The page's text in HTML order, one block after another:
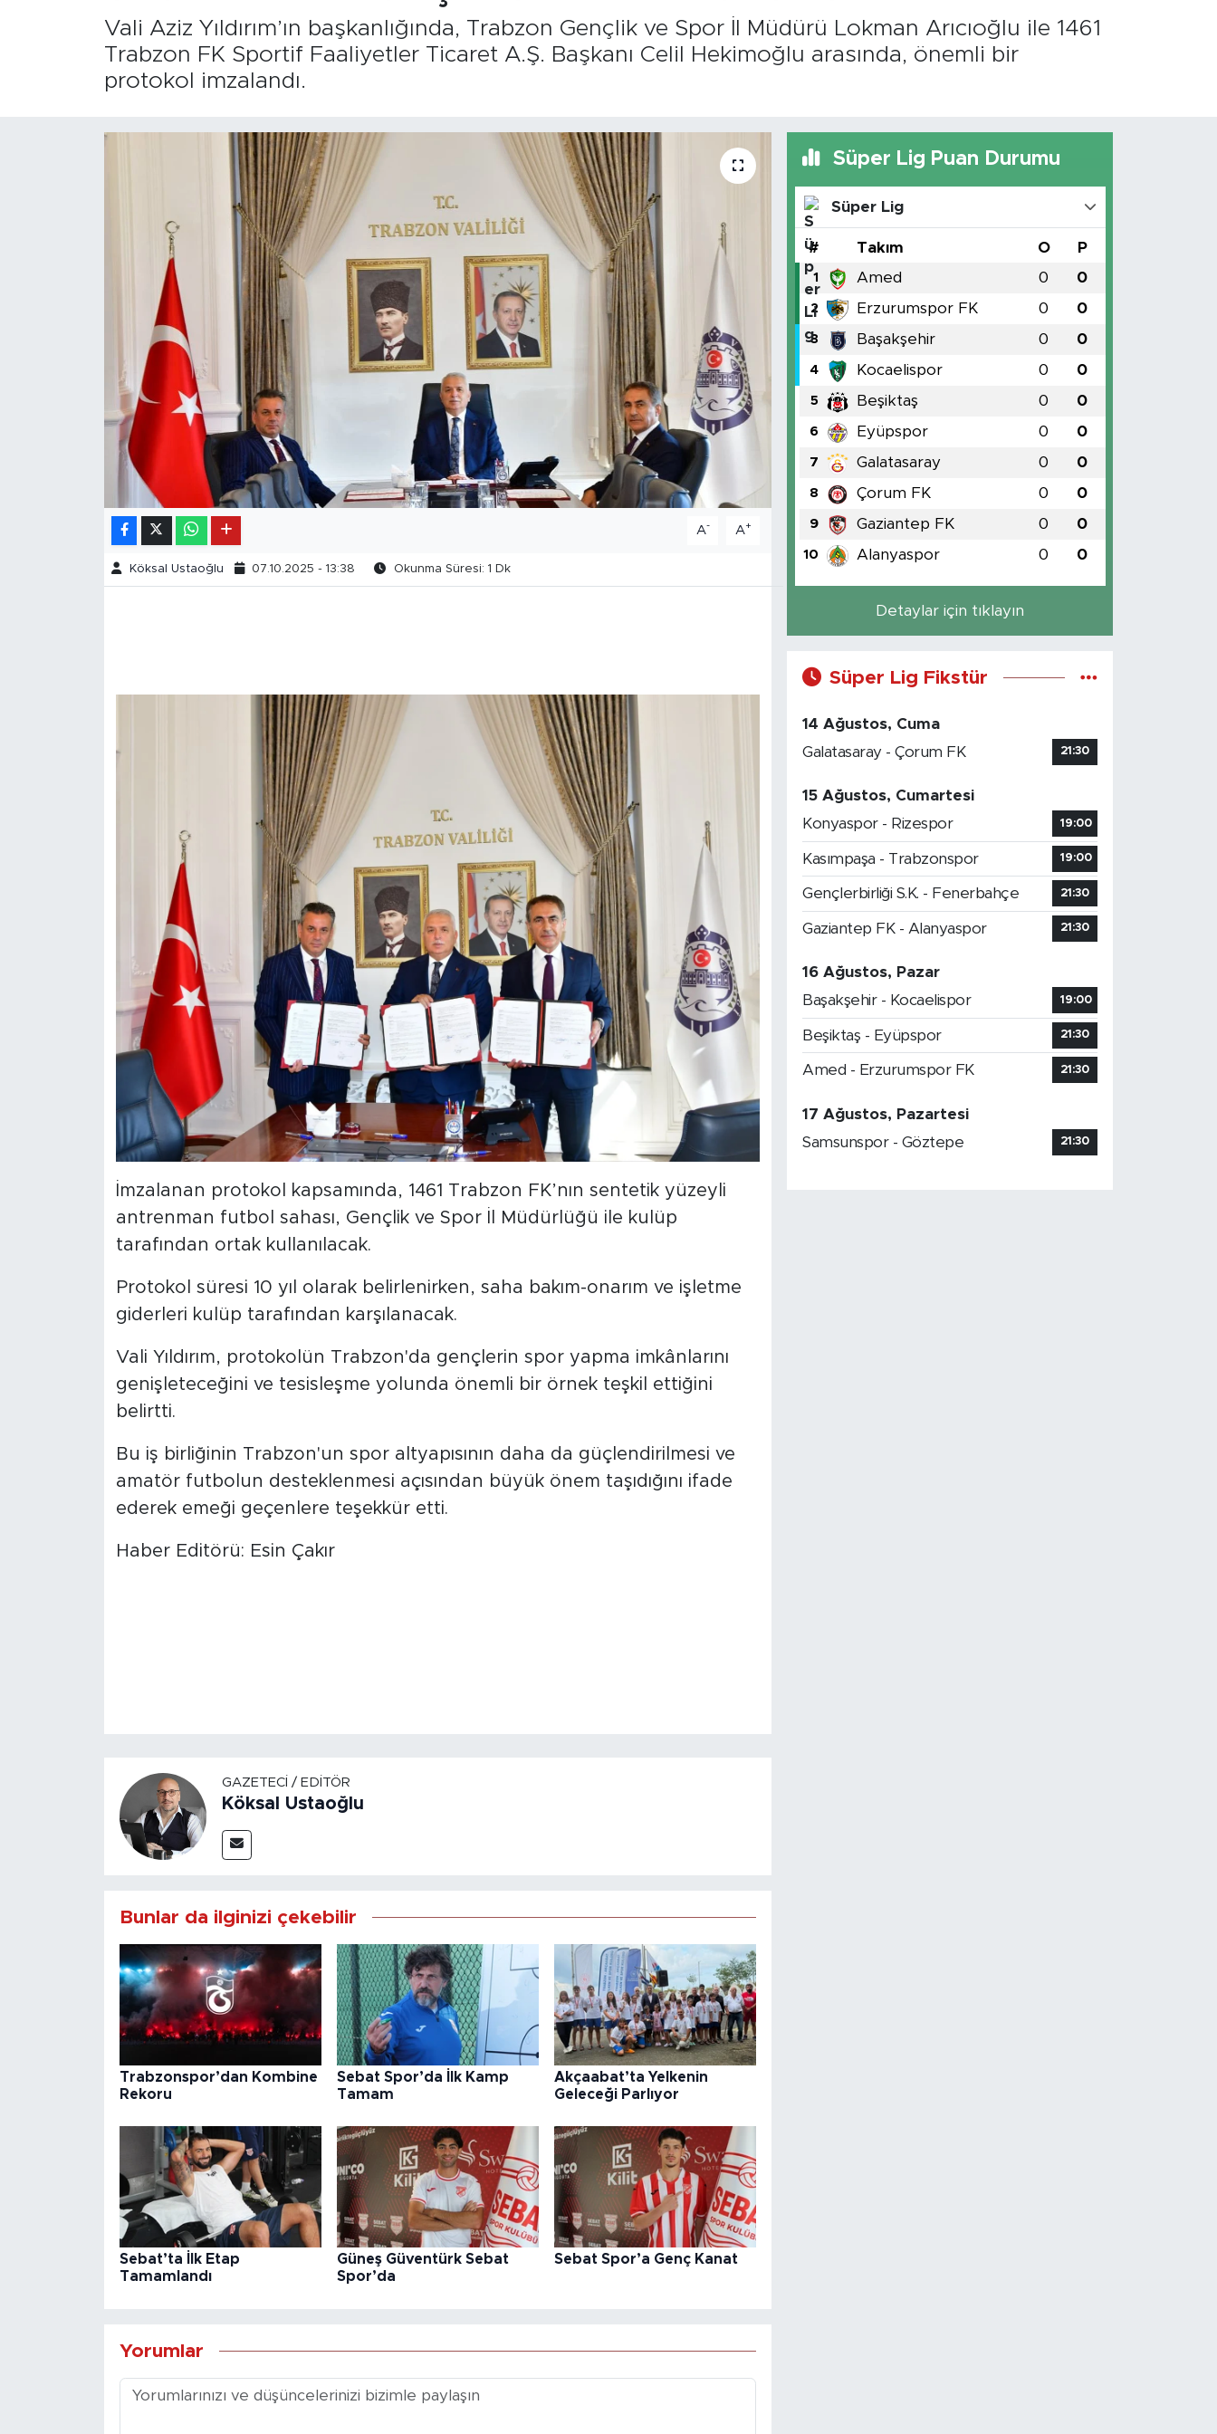
Vali Aziz Yıldırım’ın başkanlığında, Trabzon Gençlik ve Spor İl Müdürü Lokman Arıcıoğlu ile 1461
Trabzon FK Sportif Faaliyetler Ticaret A.Ş. Başkanı Celil Hekimoğlu arasında, önemli bir
protokol imzalandı.
A- A+
Köksal Ustaoğlu 07.10.2025 - 13:38 Okunma Süresi: 1 Dk
İmzalanan protokol kapsamında, 1461 Trabzon FK’nın sentetik yüzeyli
antrenman futbol sahası, Gençlik ve Spor İl Müdürlüğü ile kulüp
tarafından ortak kullanılacak.
Protokol süresi 10 yıl olarak belirlenirken, saha bakım-onarım ve işletme
giderleri kulüp tarafından karşılanacak.
Vali Yıldırım, protokolün Trabzon'da gençlerin spor yapma imkânlarını
genişleteceğini ve tesisleşme yolunda önemli bir örnek teşkil ettiğini
belirtti.
Bu iş birliğinin Trabzon'un spor altyapısının daha da güçlendirilmesi ve
amatör futbolun desteklenmesi açısından büyük önem taşıdığını ifade
ederek emeği geçenlere teşekkür etti.
Haber Editörü: Esin Çakır
GAZETECI / EDITÖR
Köksal Ustaoğlu
Bunlar da ilginizi çekebilir
Trabzonspor’dan Kombine
Rekoru
Sebat Spor’da İlk Kamp
Tamam
Akçaabat’ta Yelkenin
Geleceği Parlıyor
Sebat’ta İlk Etap
Tamamlandı
Güneş Güventürk Sebat
Spor’da
Sebat Spor’a Genç Kanat
Yorumlar
Süper Lig Puan Durumu
Süper Lig
# Takım O P
1 Amed 0 0
2 Erzurumspor FK 0 0
3 Başakşehir 0 0
4 Kocaelispor 0 0
5 Beşiktaş 0 0
6 Eyüpspor 0 0
7 Galatasaray 0 0
8 Çorum FK 0 0
9 Gaziantep FK 0 0
10 Alanyaspor 0 0
Detaylar için tıklayın
Süper Lig Fikstür
14 Ağustos, Cuma
Galatasaray - Çorum FK
21:30
15 Ağustos, Cumartesi
Konyaspor - Rizespor
19:00
Kasımpaşa - Trabzonspor 19:00
Gençlerbirliği S.K. - Fenerbahçe 21:30
Gaziantep FK - Alanyaspor 21:30
16 Ağustos, Pazar
Başakşehir - Kocaelispor
19:00
Beşiktaş - Eyüpspor 21:30
Amed - Erzurumspor FK 21:30
17 Ağustos, Pazartesi
Samsunspor - Göztepe
21:30